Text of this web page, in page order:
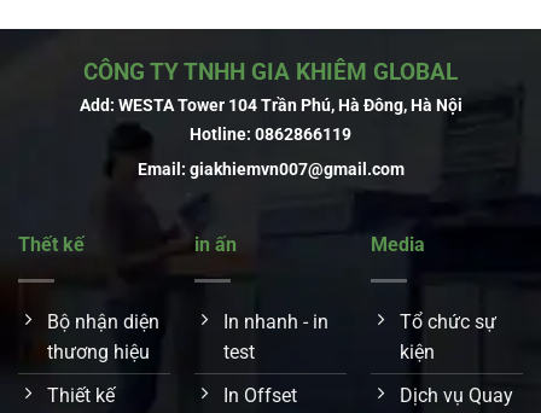
đến
CÔNG TY TNHH GIA KHIÊM GLOBAL
Add: WESTA Tower 104 Trần Phú, Hà Đông, Hà Nội
Hotline: 0862866119
Email: giakhiemvn007@gmail.com
Thết kế
Bộ nhận diện
thương hiệu
Thiết kế
in ấn
In nhanh - in
test
In Offset
Media
Tổ chức sự
kiện
Dịch vụ Quay